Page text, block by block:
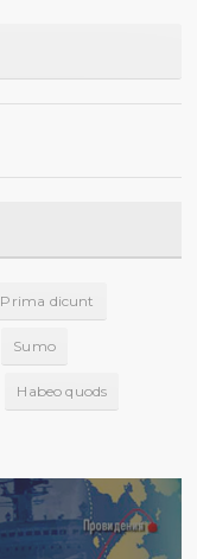
Prima dicunt
Sumo
Habeo quods